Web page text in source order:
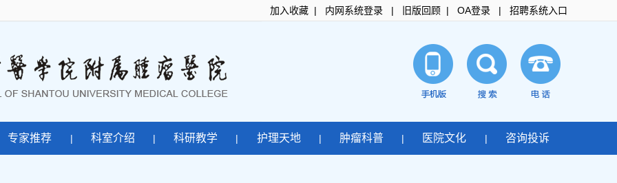
加入收藏 | 内网系统登录 | 旧版回顾 | OA登录 | 招聘系统入口
专家推荐 | 科室介绍 | 科研教学 | 护理天地 | 肿瘤科普 | 医院文化 | 咨询投诉